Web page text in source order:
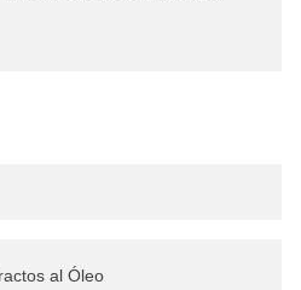
y este hecho se evidencia
al Óleo